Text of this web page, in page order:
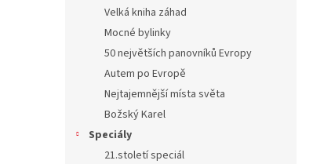
Velká kniha záhad
Mocné bylinky
50 největších panovníků Evropy
Autem po Evropě
Nejtajemnější místa světa
Božský Karel
Speciály
21.století speciál